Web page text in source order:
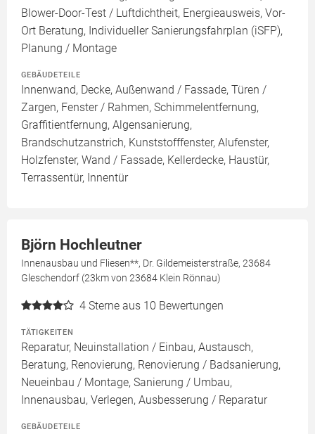
Blower-Door-Test / Luftdichtheit, Energieausweis, Vor-
Ort Beratung, Individueller Sanierungsfahrplan (iSFP),
Planung / Montage
GEBÄUDETEILE
Innenwand, Decke, Außenwand / Fassade, Türen /
Zargen, Fenster / Rahmen, Schimmelentfernung,
Graffitientfernung, Algensanierung,
Brandschutzanstrich, Kunststofffenster, Alufenster,
Holzfenster, Wand / Fassade, Kellerdecke, Haustür,
Terrassentür, Innentür
Björn Hochleutner
Innenausbau und Fliesen**, Dr. Gildemeisterstraße, 23684
Gleschendorf (23km von 23684 Klein Rönnau)
4 Sterne aus 10 Bewertungen
TÄTIGKEITEN
Reparatur, Neuinstallation / Einbau, Austausch,
Beratung, Renovierung, Renovierung / Badsanierung,
Neueinbau / Montage, Sanierung / Umbau,
Innenausbau, Verlegen, Ausbesserung / Reparatur
GEBÄUDETEILE